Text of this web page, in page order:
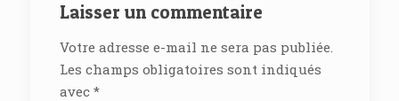
Laisser un commentaire
Votre adresse e-mail ne sera pas publiée.
Les champs obligatoires sont indiqués
avec *